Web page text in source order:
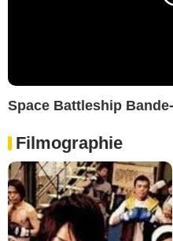
Space Battleship
Filmographie